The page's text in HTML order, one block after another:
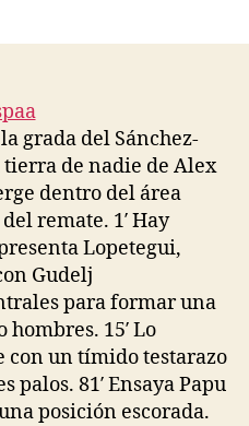
grada del Sánchez-
de nadie de Alex
dentro del área
remate. 1′ Hay
Lopetegui,
Gudelj
para formar una
15′ Lo
un tímido testarazo
palos. 81′ Ensaya Papu
posición escorada.